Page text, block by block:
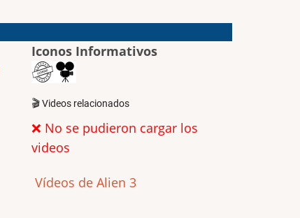
Iconos Informativos
🎬 Videos relacionados
❌ No se pudieron cargar los
videos
Vídeos de Alien 3